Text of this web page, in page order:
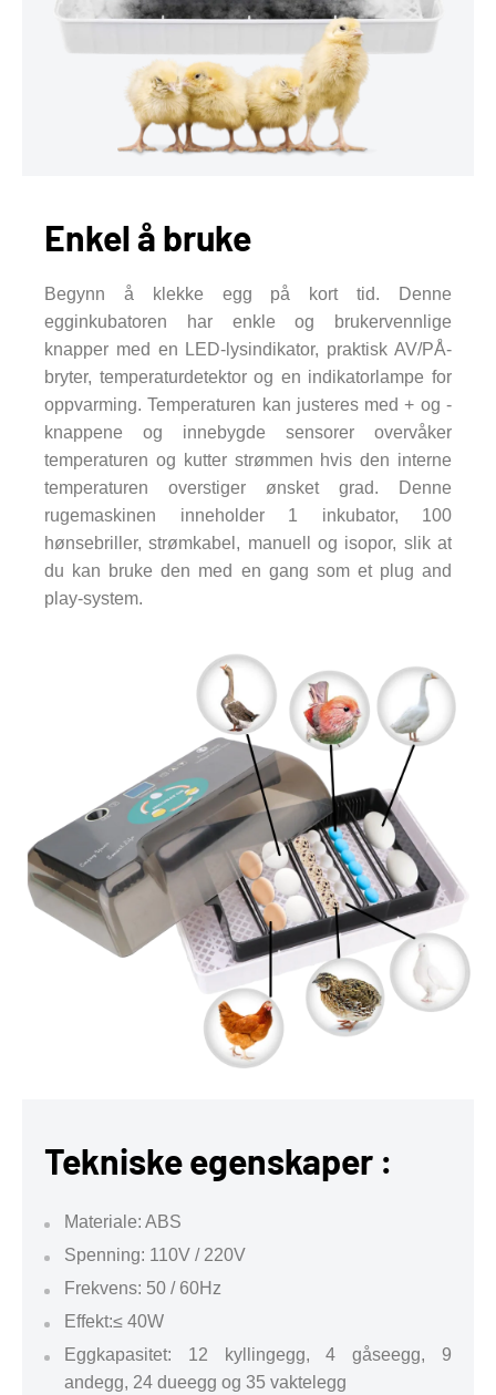
Enkel å bruke
Begynn å klekke egg på kort tid. Denne
egginkubatoren har enkle og brukervennlige
knapper med en LED-lysindikator, praktisk AV/PÅ-
bryter, temperaturdetektor og en indikatorlampe for
oppvarming. Temperaturen kan justeres med + og -
knappene og innebygde sensorer overvåker
temperaturen og kutter strømmen hvis den interne
temperaturen overstiger ønsket grad. Denne
rugemaskinen inneholder 1 inkubator, 100
hønsebriller, strømkabel, manuell og isopor, slik at
du kan bruke den med en gang som et plug and
play-system.
Tekniske egenskaper :
Materiale: ABS
Spenning: 110V / 220V
Frekvens: 50 / 60Hz
Effekt:≤ 40W
Eggkapasitet: 12 kyllingegg, 4 gåseegg, 9
andegg, 24 dueegg og 35 vaktelegg